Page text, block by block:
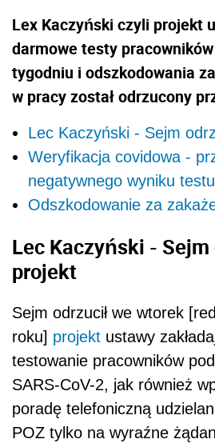
Lex Kaczyński czyli projekt
darmowe testy
tygodniu i odszkodowania
w pracy został odrzucony
Lec Kaczyński - Sejm
Weryfikacja covidowa -
negatywnego wyniku
Odszkodowanie za
Lec Kaczyński - Sejm
projekt
Sejm odrzucił we wtorek
roku] projekt ustawy
testowanie pracowników
SARS-CoV-2, jak również
poradę telefoniczną
POZ tylko na wyraźne